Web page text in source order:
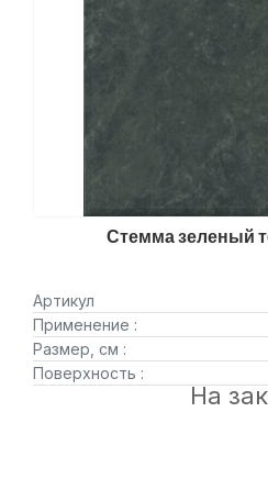
Стемма зеленый
Артикул
Применение :
Размер, см :
Поверхность :
На